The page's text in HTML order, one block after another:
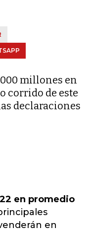
millones en
corrido de este
declaraciones
en promedio
en